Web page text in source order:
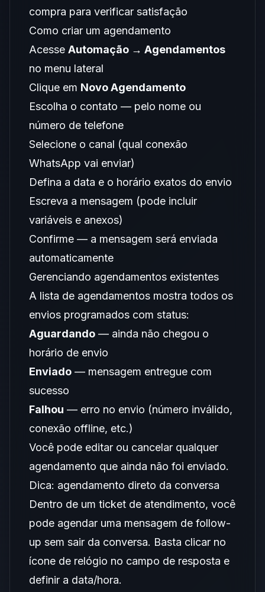
compra para verificar satisfação
Como criar um agendamento
Acesse Automação → Agendamentos
no menu lateral
Clique em Novo Agendamento
Escolha o contato — pelo nome ou
número de telefone
Selecione o canal (qual conexão
WhatsApp vai enviar)
Defina a data e o horário exatos do envio
Escreva a mensagem (pode incluir
variáveis e anexos)
Confirme — a mensagem será enviada
automaticamente
Gerenciando agendamentos existentes
A lista de agendamentos mostra todos os
envios programados com status:
Aguardando — ainda não chegou o
horário de envio
Enviado — mensagem entregue com
sucesso
Falhou — erro no envio (número inválido,
conexão offline, etc.)
Você pode editar ou cancelar qualquer
agendamento que ainda não foi enviado.
Dica: agendamento direto da conversa
Dentro de um ticket de atendimento, você
pode agendar uma mensagem de follow-
up sem sair da conversa. Basta clicar no
ícone de relógio no campo de resposta e
definir a data/hora.